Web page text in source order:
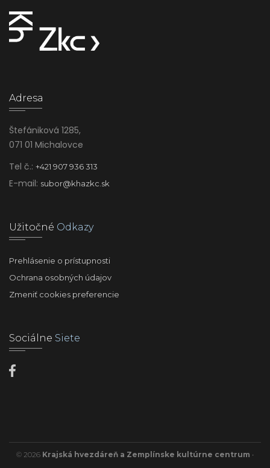
Adresa
Štefániková 1285,
071 01 Michalovce
Tel č.: +421 907 936 313
E-mail: subor@khazkc.sk
Užitočné Odkazy
Prehlásenie o prístupnosti
Ochrana osobných údajov
Zmeniť cookies preferencie
Sociálne Siete
© 2026 Krajská hvezdáreň a Zemplínske kultúrne centrum •